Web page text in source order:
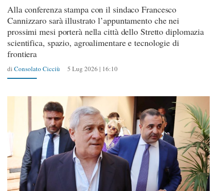
Alla conferenza stampa con il sindaco Francesco
Cannizzaro sarà illustrato l’appuntamento che nei
prossimi mesi porterà nella città dello Stretto diplomazia
scientifica, spazio, agroalimentare e tecnologie di
frontiera
di Consolato Cicciù 5 Lug 2026 | 16:10